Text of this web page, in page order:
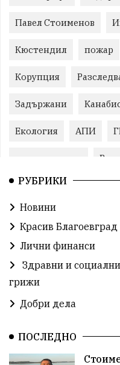
Павел Стоименов
Кюстендил пожар
Корупция
Задържани
Екология АПИ
Култура
Бойко Борисов
Прокуратура
Избори Икономика
РУБРИКИ
Новини
Красив Благоевград
Лични финанси
Здравни и социални
грижи
Добри дела
ПОСЛЕДНО